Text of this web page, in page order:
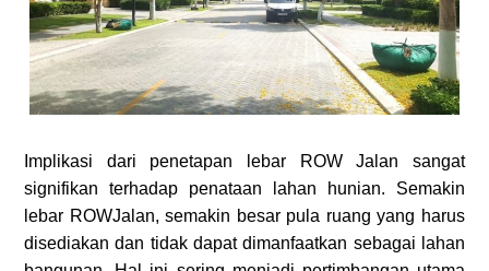
Implikasi dari penetapan lebar ROW Jalan sangat
signifikan terhadap penataan lahan hunian. Semakin
lebar ROWJalan, semakin besar pula ruang yang harus
disediakan dan tidak dapat dimanfaatkan sebagai lahan